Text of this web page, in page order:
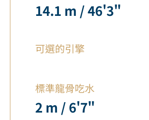
14.1 m / 46'3"
可選的引擎
標準龍骨吃水
2 m / 6'7"